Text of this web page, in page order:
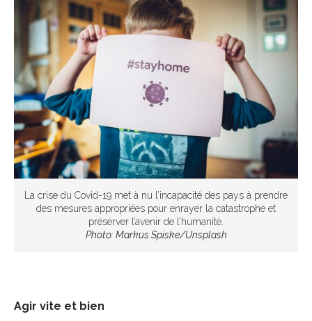
La crise du Covid-19 met à nu l’incapacité des pays à prendre
des mesures appropriées pour enrayer la catastrophe et
préserver l’avenir de l’humanité.
Photo: Markus Spiske/Unsplash
Agir vite et bien